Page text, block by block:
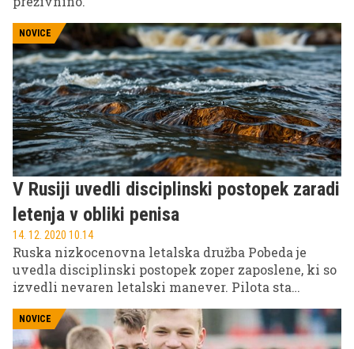
NOVICE
V Rusiji uvedli disciplinski postopek zaradi
letenja v obliki penisa
14. 12. 2020 10.14
Ruska nizkocenovna letalska družba Pobeda je
uvedla disciplinski postopek zoper zaposlene, ki so
izvedli nevaren letalski manever. Pilota sta
namreč iz solidarnosti do nogometaša, ki je vpleten
v spolni škandal, z letalom na radarski sliki izrisala
penis.
NOVICE